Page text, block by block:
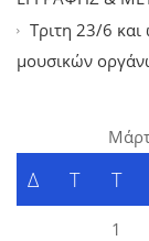
Tριτη 23/6
μουσικών
Δ Τ Τ
1